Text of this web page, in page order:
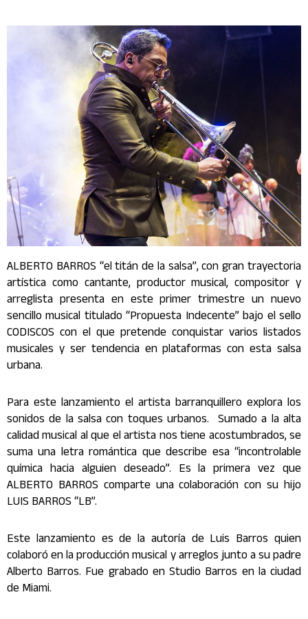
ALBERTO BARROS “el titán de la salsa”, con gran trayectoria
artística como cantante, productor musical, compositor y
arreglista presenta en este primer trimestre un nuevo
sencillo musical titulado “Propuesta Indecente” bajo el sello
CODISCOS con el que pretende conquistar varios listados
musicales y ser tendencia en plataformas con esta salsa
urbana.
Para este lanzamiento el artista barranquillero explora los
sonidos de la salsa con toques urbanos. Sumado a la alta
calidad musical al que el artista nos tiene acostumbrados, se
suma una letra romántica que describe esa “incontrolable
química hacia alguien deseado”. Es la primera vez que
ALBERTO BARROS comparte una colaboración con su hijo
LUIS BARROS “LB”.
Este lanzamiento es de la autoría de Luis Barros quien
colaboró en la producción musical y arreglos junto a su padre
Alberto Barros. Fue grabado en Studio Barros en la ciudad
de Miami.